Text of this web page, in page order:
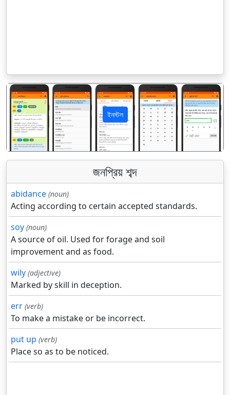
ইনস্টল
पिछला अगला
জনপ্রিয় শব্দ
abidance (noun)
Acting according to certain accepted standards.
soy (noun)
A source of oil. Used for forage and soil
improvement and as food.
wily (adjective)
Marked by skill in deception.
err (verb)
To make a mistake or be incorrect.
put up (verb)
Place so as to be noticed.